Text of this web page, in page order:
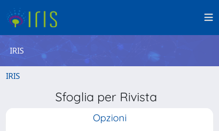
IRIS
IRIS
Sfoglia per Rivista
Opzioni